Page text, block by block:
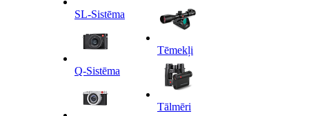
SL-Sistēma
Q-Sistēma
Tēmekļi
Tālmēri